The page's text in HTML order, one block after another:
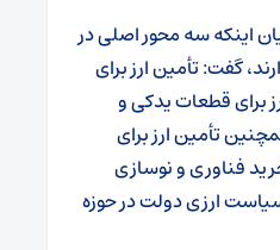
اینکه سه محور اصلی در
گفت: تأمین ارز برای
برای قطعات یدکی و
تأمین ارز برای
فناوری و نوسازی
ارزی دولت در حوزه